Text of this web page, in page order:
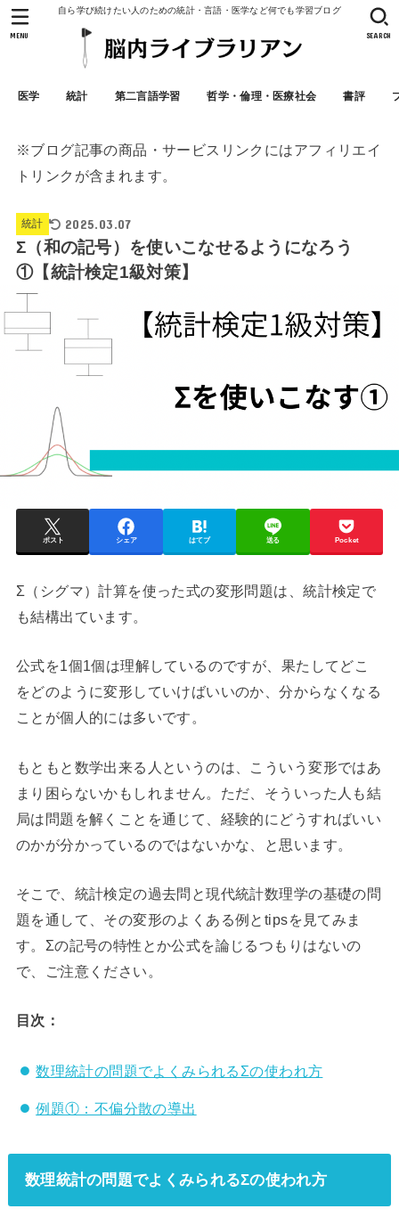
自ら学び続けたい人のための統計・言語・医学など何でも学習ブログ
医学 統計 第二言語学習 哲学・倫理・医療社会 書評
SEARCH
MENU
※ブログ記事の商品・サービスリンクにはアフィリエイ
トリンクが含まれます。
統計 2025.03.07
Σ（和の記号）を使いこなせるようになろう
①【統計検定1級対策】
ポスト シェア はてブ 送る Pocket
Σ（シグマ）計算を使った式の変形問題は、統計検定で
も結構出ています。
公式を1個1個は理解しているのですが、果たしてどこ
をどのように変形していけばいいのか、分からなくなる
ことが個人的には多いです。
もともと数学出来る人というのは、こういう変形ではあ
まり困らないかもしれません。ただ、そういった人も結
局は問題を解くことを通じて、経験的にどうすればいい
のかが分かっているのではないかな、と思います。
そこで、統計検定の過去問と現代統計数理学の基礎の問
題を通して、その変形のよくある例とtipsを見てみま
す。Σの記号の特性とか公式を論じるつもりはないの
で、ご注意ください。
目次：
数理統計の問題でよくみられるΣの使われ方
例題①：不偏分散の導出
数理統計の問題でよくみられるΣの使われ方